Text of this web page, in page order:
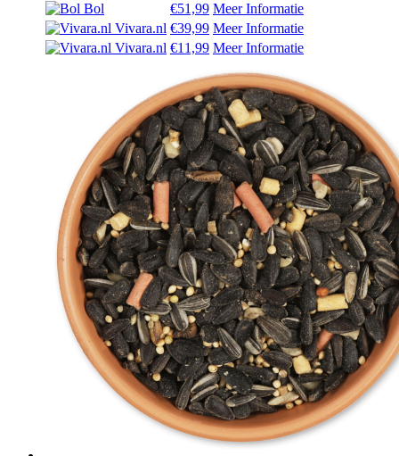
Bol
€51,99 Meer Informatie
Vivara.nl €39,99 Meer Informatie
Vivara.nl €11,99 Meer Informatie